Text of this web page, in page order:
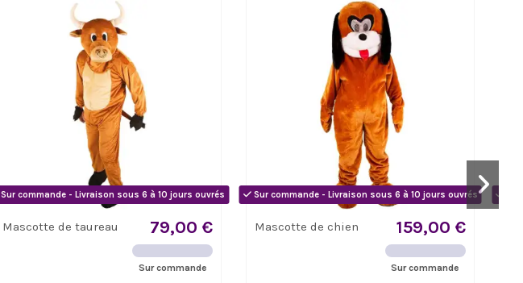
Sur commande - Livraison sous 6 à 10 jours ouvrés
Mascotte de taureau 79,00 €
Sur commande
Sur commande - Livraison sous 6 à 10 jours ouvrés
Mascotte de chien 159,00 €
Sur commande